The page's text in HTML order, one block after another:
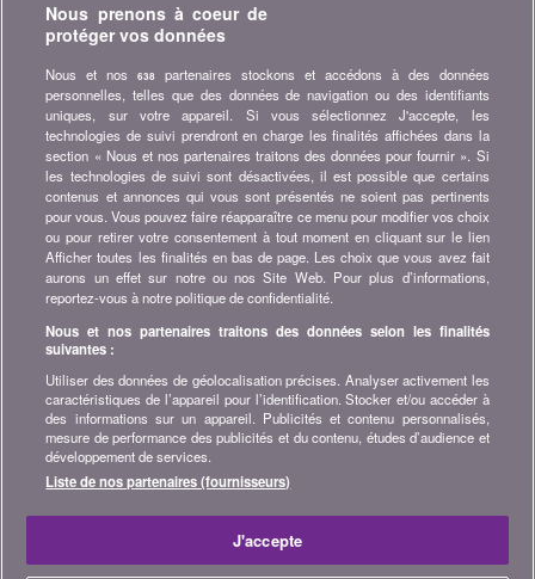
Ne ratez aucune occasion d'économiser. Recevez nos
comparatifs, conseils et astuces dans les domaines tels que
l'assurance, la finance, produits de consommation et bien plus...
Abonnez-vous à la newsletter
Rejoignez la communauté
Restez à l'affût, retrouvez tous les conseils et astuces pour
économiser sur :
A propos de bonus.ch
Qui est bonus.ch ? Comment fonctionnent les comparatifs ?
Demande de presse, partenariat, publicité, ...
Toutes les infos sur bonus.ch
Accueil
Nous prenons à coeur de
protéger vos données
Nous et nos638
partenaires stockons et accédons à des données
personnelles, telles que des données de navigation ou des identifiants
uniques, sur votre appareil. Si vous sélectionnez J'accepte, les
technologies de suivi prendront en charge les finalités affichées dans la
section « Nous et nos partenaires traitons des données pour fournir ». Si
les technologies de suivi sont désactivées, il est possible que certains
contenus et annonces qui vous sont présentés ne soient pas pertinents
pour vous. Vous pouvez faire réapparaître ce menu pour modifier vos choix
ou pour retirer votre consentement à tout moment en cliquant sur le lien
Afficher toutes les finalités en bas de page. Les choix que vous avez fait
aurons un effet sur notre ou nos Site Web. Pour plus d’informations,
reportez-vous à notre politique de confidentialité.
Nous et nos partenaires traitons des données selon les finalités
suivantes :
Utiliser des données de géolocalisation précises. Analyser activement les
caractéristiques de l’appareil pour l’identification. Stocker et/ou accéder à
des informations sur un appareil. Publicités et contenu personnalisés,
mesure de performance des publicités et du contenu, études d’audience et
développement de services.
Liste de nos partenaires (fournisseurs)
J'accepte